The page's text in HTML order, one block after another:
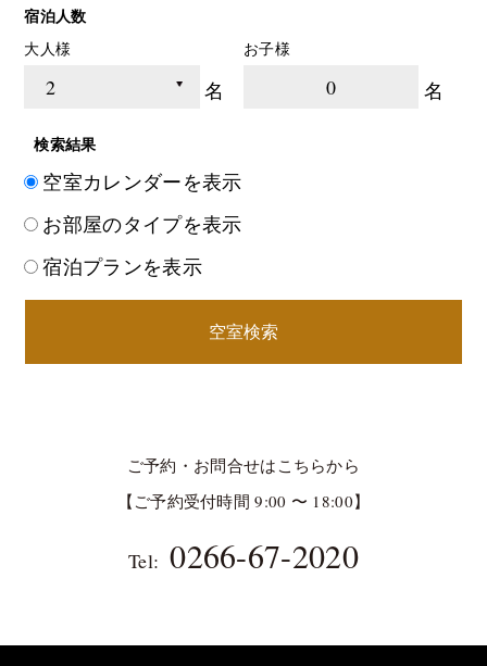
宿泊人数
大人様
名
お子様
0 名
検索結果
空室カレンダーを表示
お部屋のタイプを表示
宿泊プランを表示
空室検索
ご予約・お問合せはこちらから
【ご予約受付時間 9:00 〜 18:00】
Tel: 0266-67-2020